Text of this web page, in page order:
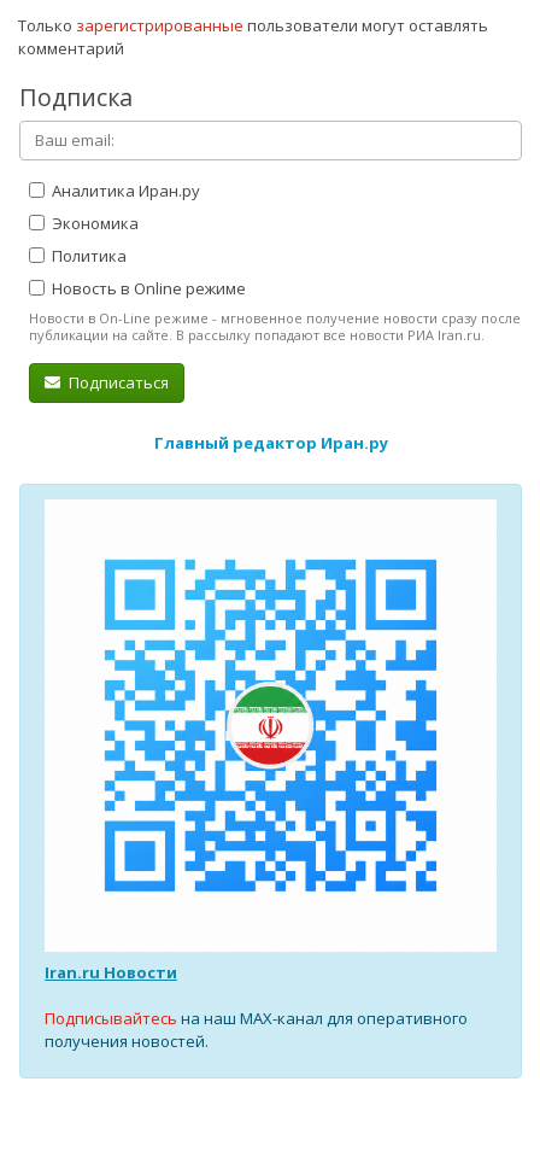
Только зарегистрированные пользователи могут оставлять
комментарий
Подписка
Аналитика Иран.ру
Экономика
Политика
Новость в Online режиме
Новости в On-Line режиме - мгновенное получение новости сразу после
публикации на сайте. В рассылку попадают все новости РИА Iran.ru.
Подписаться
Главный редактор Иран.ру
Iran.ru Новости
Подписывайтесь на наш MAX-канал для оперативного
получения новостей.